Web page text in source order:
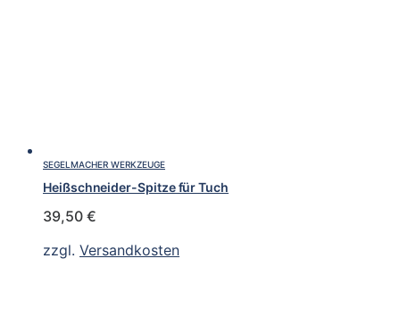
SEGELMACHER WERKZEUGE
Heißschneider-Spitze für Tuch
39,50 €
zzgl. Versandkosten